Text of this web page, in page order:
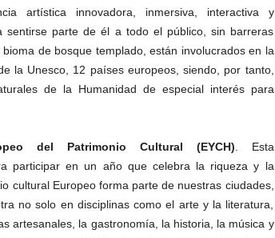
artística innovadora, inmersiva, interactiva y
sentirse parte de él a todo el público, sin barreras
de ​bosque templado​, ​están involucrados en la
la Unesco, 12 países europeos, siendo, por tanto,
de la Humanidad de especial interés para
del Patrimonio Cultural (EYCH) . Esta
participar en un año que celebra la riqueza y la
cultural Europeo forma parte de nuestras ciudades,
no solo en disciplinas como el arte y la literatura,
artesanales, la gastronomía, la historia, la música y